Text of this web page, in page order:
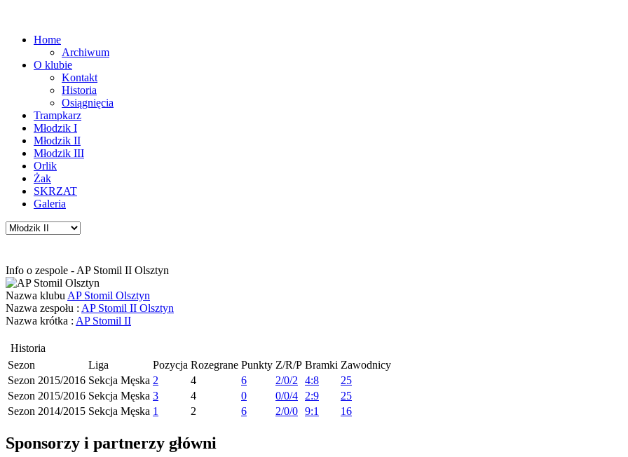
Home
Archiwum
O klubie
Kontakt
Historia
Osiągnięcia
Trampkarz
Młodzik I
Młodzik II
Młodzik III
Orlik
Żak
SKRZAT
Galeria
Info o zespole - AP Stomil II Olsztyn
Nazwa klubu AP Stomil Olsztyn
Nazwa zespołu : AP Stomil II Olsztyn
Nazwa krótka : AP Stomil II
Historia
Sezon
Liga Pozycja Rozegrane Punkty Z/R/P Bramki Zawodnicy
Sezon 2015/2016 Sekcja Męska 2 4 6 2/0/2 4:8
25
Sezon 2015/2016 Sekcja Męska 3 4 0 0/0/4 2:9
25
Sezon 2014/2015 Sekcja Męska 1 2 6 2/0/0 9:1 16
Sponsorzy i partnerzy główni